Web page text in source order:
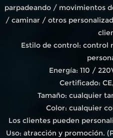
parpadeando / movimientos
/ caminar / otros
Estilo de control:
Energía: 110 /
Certificado:
Tamaño: cualquier
Color: cualquier
Los clientes pueden
Uso: atracción y promoción.